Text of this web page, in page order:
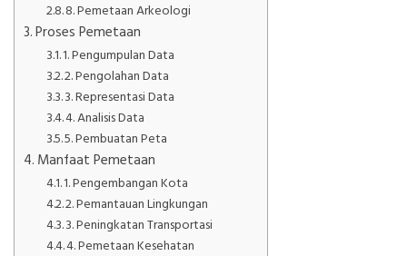
8. Pemetaan Arkeologi
Proses Pemetaan
1. Pengumpulan Data
2. Pengolahan Data
3. Representasi Data
4. Analisis Data
5. Pembuatan Peta
Manfaat Pemetaan
1. Pengembangan Kota
2. Pemantauan Lingkungan
3. Peningkatan Transportasi
4. Pemetaan Kesehatan